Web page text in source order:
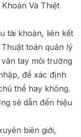
Khoản Và Thiệt
tài khoản, liên kết
toán quản lý
tay môi trường
để xác định
thể hay không.
sẽ dẫn đến hiệu
biên giới,